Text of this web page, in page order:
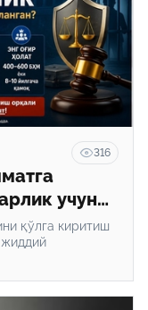
316
учун
қўлга киритиш
жиддий